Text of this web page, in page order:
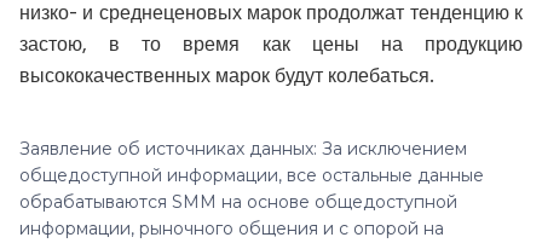
низко- и среднеценовых марок продолжат тенденцию к
застою, в то время как цены на продукцию
высококачественных марок будут колебаться.
Заявление об источниках данных: За исключением
общедоступной информации, все остальные данные
обрабатываются SMM на основе общедоступной
информации, рыночного общения и с опорой на